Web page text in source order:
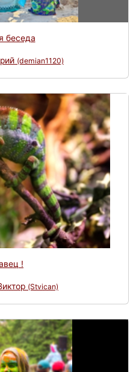
беседа
(demian1120)
!
(Stvican)